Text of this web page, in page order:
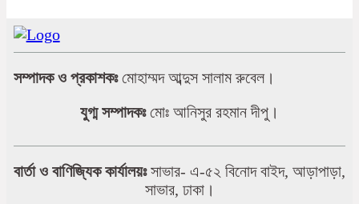
সম্পাদক ও প্রকাশকঃমোহাম্মদ আব্দুস সালাম রুবেল।
যুগ্ম সম্পাদকঃমোঃ আনিসুর রহমান দীপু।
বার্তা ও বাণিজ্যিক কার্যালয়ঃসাভার- এ-৫২ বিনোদ বাইদ, আড়াপাড়া,
সাভার, ঢাকা।